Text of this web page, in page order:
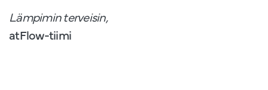
Lämpimin terveisin,
atFlow-tiimi